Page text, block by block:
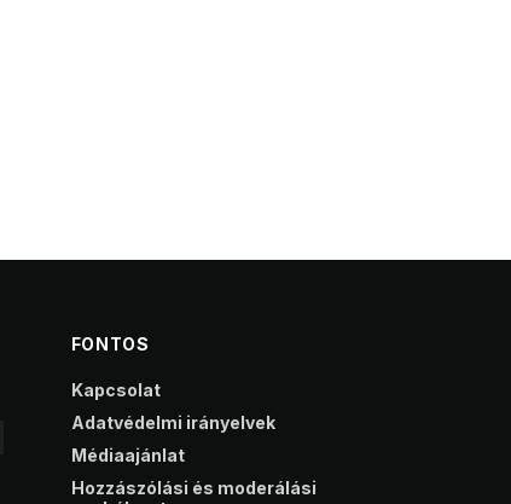
FONTOS
Kapcsolat
Adatvédelmi irányelvek
Médiaajánlat
Hozzászólási és moderálási